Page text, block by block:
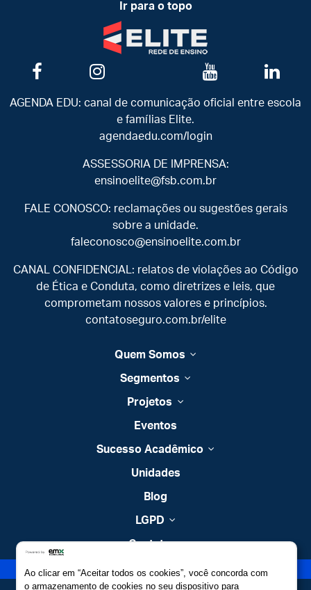
Ir para o topo
AGENDA EDU: canal de comunicação oficial entre escola
e famílias Elite.
agendaedu.com/login
ASSESSORIA DE IMPRENSA:
ensinoelite@fsb.com.br
FALE CONOSCO: reclamações ou sugestões gerais
sobre a unidade.
faleconosco@ensinoelite.com.br
CANAL CONFIDENCIAL: relatos de violações ao Código
de Ética e Conduta, como diretrizes e leis, que
comprometam nossos valores e princípios.
contatoseguro.com.br/elite
Quem Somos
Segmentos
Projetos
Eventos
Sucesso Acadêmico
Unidades
Blog
LGPD
Contato
Estude no Elite
Ao clicar em “Aceitar todos os cookies”, você concorda com
o armazenamento de cookies no seu dispositivo para